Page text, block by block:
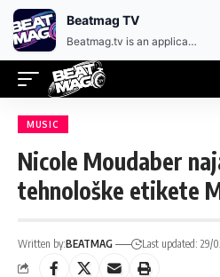
MUSIC
Nicole Moudaber
tehnološke etikete
Written by:BEATMAG
Last updated: 29/
Beatmag TV
Beatmag.tv is an application designed for fans of electronic music.